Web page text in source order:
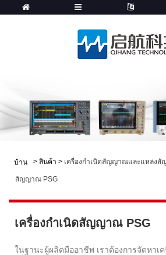
บ้าน > สินค้า > เครื่องกำเนิดสัญญาณและแหล่ง
สัญญาณ PSG
เครื่องกำเนิดสัญญาณ PSG
ในฐานะผู้ผลิตมืออาชีพ เราต้องการจัดหา